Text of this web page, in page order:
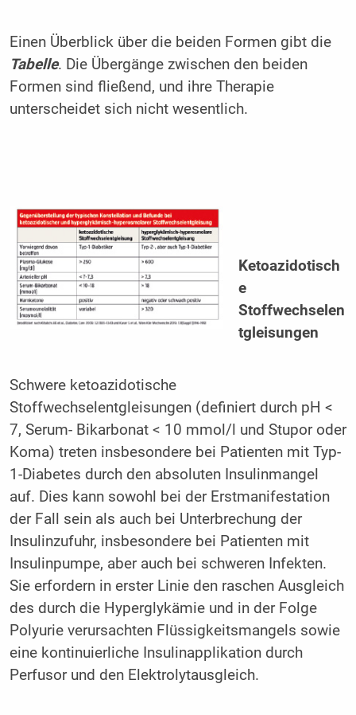
Einen Überblick über die beiden Formen gibt die
Tabelle. Die Übergänge zwischen den beiden
Formen sind fließend, und ihre Therapie
unterscheidet sich nicht wesentlich.
Ketoazidotisch
e
Stoffwechselen
tgleisungen
Schwere ketoazidotische
Stoffwechselentgleisungen (definiert durch pH <
7, Serum- Bikarbonat < 10 mmol/l und Stupor oder
Koma) treten insbesondere bei Patienten mit Typ-
1-Diabetes durch den absoluten Insulinmangel
auf. Dies kann sowohl bei der Erstmanifestation
der Fall sein als auch bei Unterbrechung der
Insulinzufuhr, insbesondere bei Patienten mit
Insulinpumpe, aber auch bei schweren Infekten.
Sie erfordern in erster Linie den raschen Ausgleich
des durch die Hyperglykämie und in der Folge
Polyurie verursachten Flüssigkeitsmangels sowie
eine kontinuierliche Insulinapplikation durch
Perfusor und den Elektrolytausgleich.